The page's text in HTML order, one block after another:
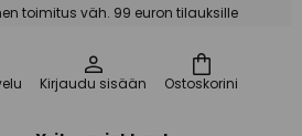
toimitus väh. 99 euron tilauksille
Ostoskorini
Kirjaudu sisään